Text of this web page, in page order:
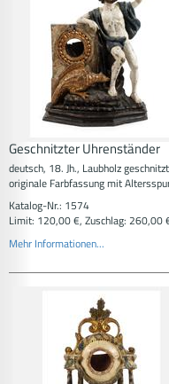
Geschnitzter Uhrenständer
deutsch, 18. Jh., Laubholz
originale Farbfassung mit
Katalog-Nr.: 1574
Limit: 120,00 €, Zuschlag: 260,00
Mehr Informationen...